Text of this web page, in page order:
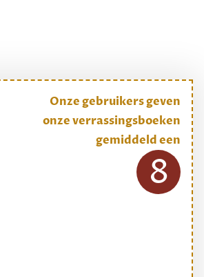
Onze gebruikers geven
onze verrassingsboeken
gemiddeld een
8